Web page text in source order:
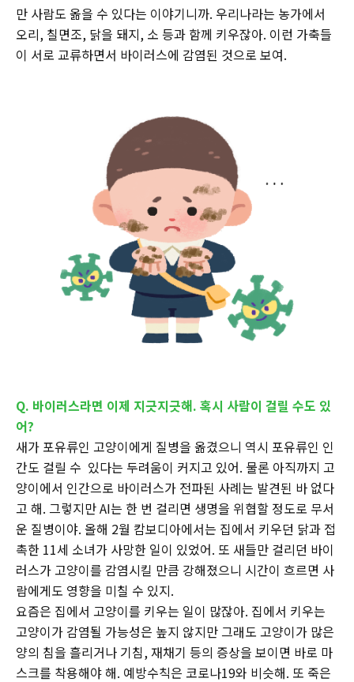
만 사람도 옮을 수 있다는 이야기니까. 우리나라는 농가에서
오리, 칠면조, 닭을 돼지, 소 등과 함께 키우잖아. 이런 가축들
이 서로 교류하면서 바이러스에 감염된 것으로 보여.
Q. 바이러스라면 이제 지긋지긋해. 혹시 사람이 걸릴 수도 있
어?
새가 포유류인 고양이에게 질병을 옮겼으니 역시 포유류인 인
간도 걸릴 수 있다는 두려움이 커지고 있어. 물론 아직까지 고
양이에서 인간으로 바이러스가 전파된 사례는 발견된 바 없다
고 해. 그렇지만 AI는 한 번 걸리면 생명을 위협할 정도로 무서
운 질병이야. 올해 2월 캄보디아에서는 집에서 키우던 닭과 접
촉한 11세 소녀가 사망한 일이 있었어. 또 새들만 걸리던 바이
러스가 고양이를 감염시킬 만큼 강해졌으니 시간이 흐르면 사
람에게도 영향을 미칠 수 있지.
요즘은 집에서 고양이를 키우는 일이 많잖아. 집에서 키우는
고양이가 감염될 가능성은 높지 않지만 그래도 고양이가 많은
양의 침을 흘리거나 기침, 재채기 등의 증상을 보이면 바로 마
스크를 착용해야 해. 예방수칙은 코로나19와 비슷해. 또 죽은